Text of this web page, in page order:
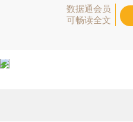
数据通会员
可畅读全文